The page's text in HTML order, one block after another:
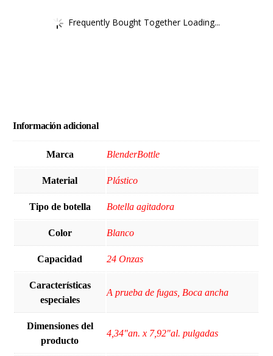
Frequently Bought Together Loading...
Información adicional
Marca ‎BlenderBottle
Material ‎Plástico
Tipo de botella ‎Botella agitadora
Color Blanco
Capacidad ‎24 Onzas
Características
especiales
‎A prueba de fugas, Boca ancha
Dimensiones del
producto
‎4,34"an. x 7,92"al. pulgadas